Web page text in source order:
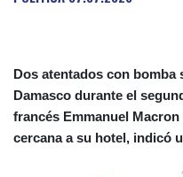
Dos atentados con bomba
Damasco durante el
francés Emmanuel
cercana a su hotel, indicó